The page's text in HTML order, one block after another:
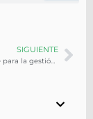
SIGUIENTE
Los desafíos clave para la gestión de flotas en la temporada vacacional